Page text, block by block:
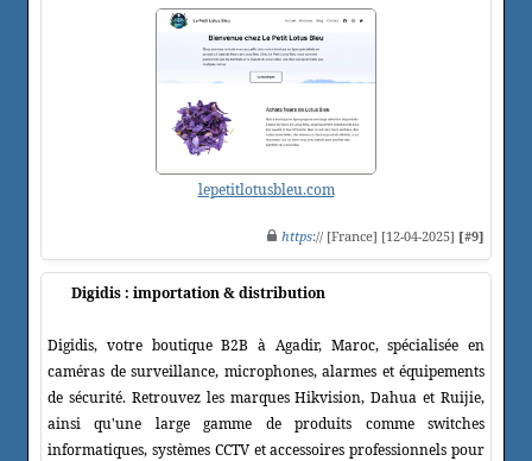
lepetitlotusbleu.com
https:// [France] [12-04-2025] [#9]
Digidis : importation & distribution
Digidis, votre boutique B2B à Agadir, Maroc, spécialisée en
caméras de surveillance, microphones, alarmes et équipements
de sécurité. Retrouvez les marques Hikvision, Dahua et Ruijie,
ainsi qu'une large gamme de produits comme switches
informatiques, systèmes CCTV et accessoires professionnels pour